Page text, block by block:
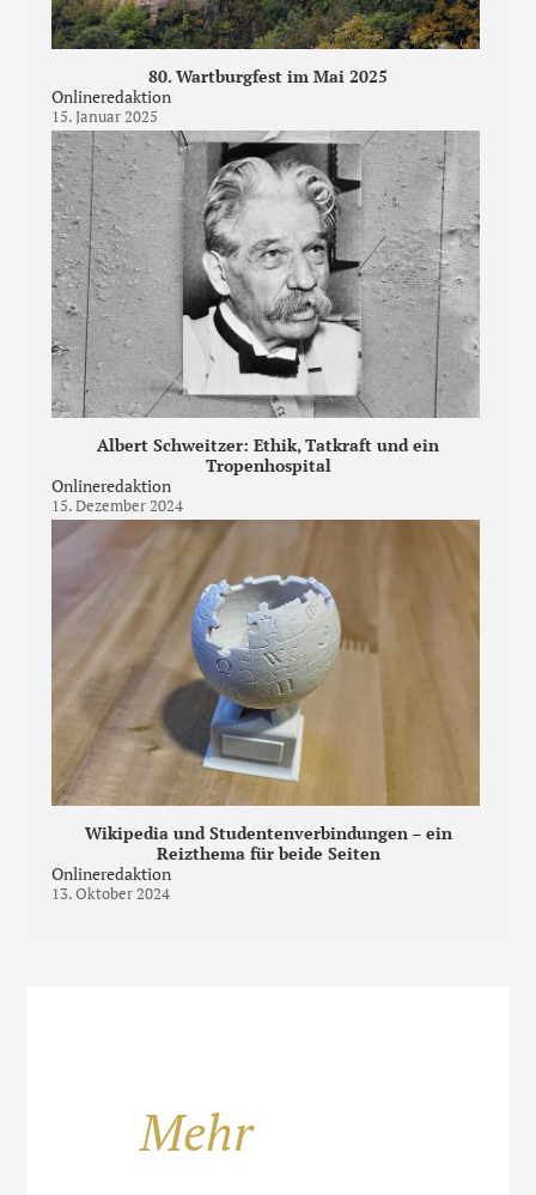
80. Wartburgfest im Mai 2025
Onlineredaktion
15. Januar 2025
Albert Schweitzer: Ethik, Tatkraft und ein
Tropenhospital
Onlineredaktion
15. Dezember 2024
Wikipedia und Studentenverbindungen – ein
Reizthema für beide Seiten
Onlineredaktion
13. Oktober 2024
Mehr